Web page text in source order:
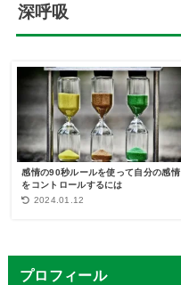
深呼吸
感情の90秒ルールを使って自分の感情
をコントロールするには
2024.01.12
プロフィール